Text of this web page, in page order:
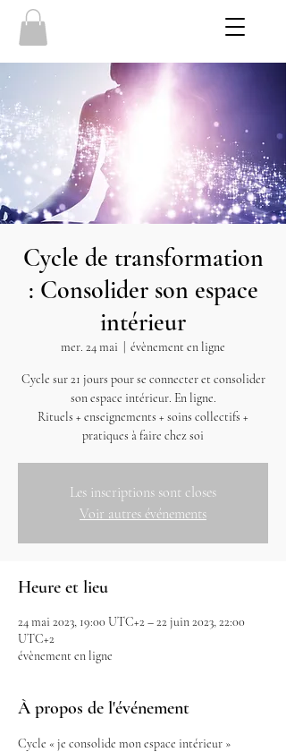
Cycle de transformation
: Consolider son espace
intérieur
mer. 24 mai évènement en ligne
Cycle sur 21 jours pour se connecter et consolider
son espace intérieur. En ligne.
Rituels + enseignements + soins collectifs +
pratiques à faire chez soi
Les inscriptions sont closes
Voir autres événements
Heure et lieu
24 mai 2023, 19:00 UTC+2 – 22 juin 2023, 22:00
UTC+2
évènement en ligne
À propos de l'événement
Cycle « je consolide mon espace intérieur »